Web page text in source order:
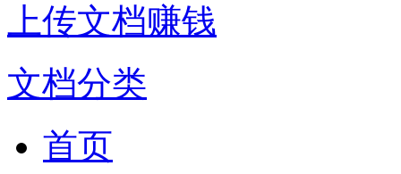
上传文档赚钱
文档分类
首页